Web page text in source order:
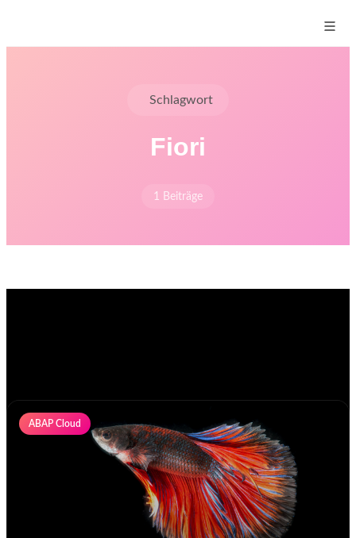
Schlagwort
Fiori
1 Beiträge
ABAP Cloud